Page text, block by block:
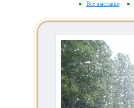
Все выставки